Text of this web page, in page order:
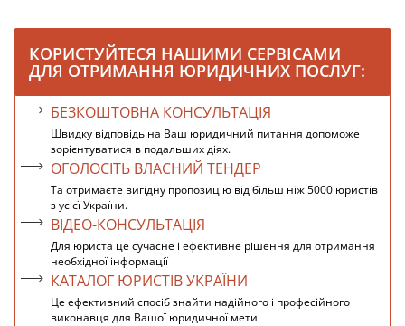
КОРИСТУЙТЕСЯ НАШИМИ СЕРВІСАМИ
ДЛЯ ОТРИМАННЯ ЮРИДИЧНИХ ПОСЛУГ:
БЕЗКОШТОВНА КОНСУЛЬТАЦІЯ
Швидку відповідь на Ваш юридичний питання допоможе
зорієнтуватися в подальших діях.
ОГОЛОСІТЬ ВЛАСНИЙ ТЕНДЕР
Та отримаєте вигідну пропозицію від більш ніж 5000 юристів
з усієї України.
ВІДЕО-КОНСУЛЬТАЦІЯ
Для юриста це сучасне і ефективне рішення для отримання
необхідної інформації
КАТАЛОГ ЮРИСТІВ УКРАЇНИ
Це ефективний спосіб знайти надійного і професійного
виконавця для Вашої юридичної мети